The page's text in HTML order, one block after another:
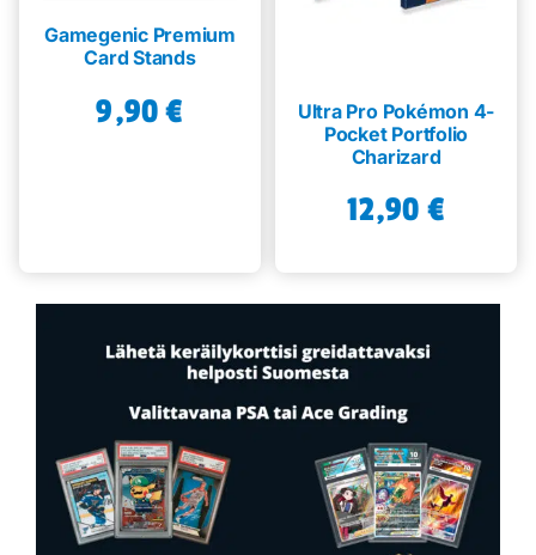
Gamegenic Premium
Card Stands
9,90€
Ultra Pro Pokémon 4-
Pocket Portfolio
Charizard
12,90 €